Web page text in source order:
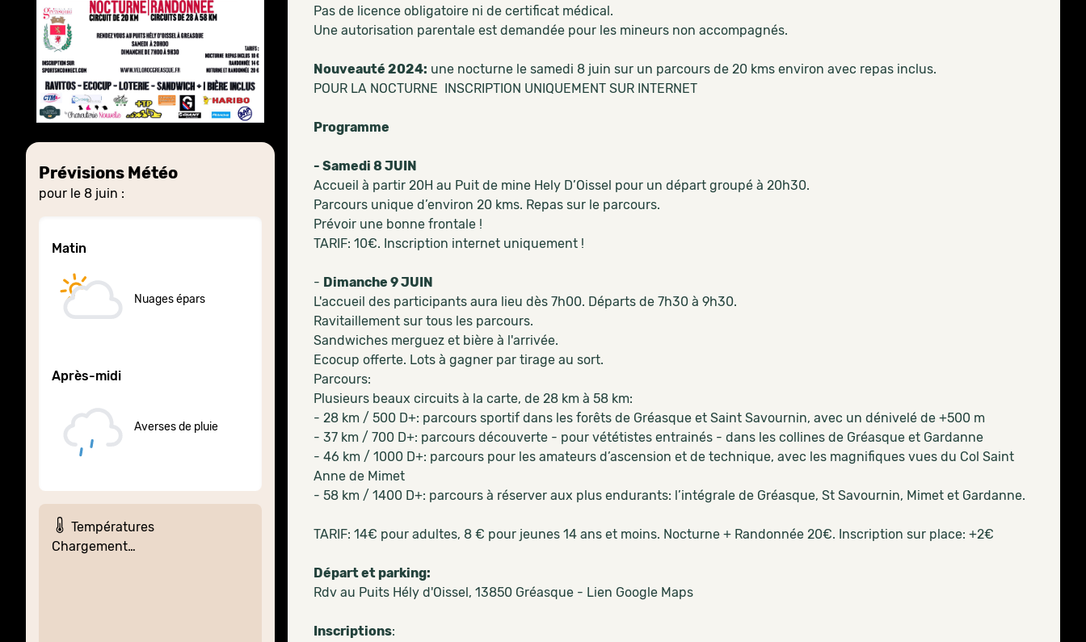
Prévisions Météo
pour le 8 juin :
Matin
Nuages épars
Après-midi
Averses de pluie
Températures
Chargement…
Pas de licence obligatoire ni de certificat médical.
Une autorisation parentale est demandée pour les mineurs non accompagnés.
Nouveauté 2024: une nocturne le samedi 8 juin sur un parcours de 20 kms environ avec repas inclus.
POUR LA NOCTURNE INSCRIPTION UNIQUEMENT SUR INTERNET
Programme
- Samedi 8 JUIN
Accueil à partir 20H au Puit de mine Hely D’Oissel pour un départ groupé à 20h30.
Parcours unique d’environ 20 kms. Repas sur le parcours.
Prévoir une bonne frontale !
TARIF: 10€. Inscription internet uniquement !
- Dimanche 9 JUIN
L'accueil des participants aura lieu dès 7h00. Départs de 7h30 à 9h30.
Ravitaillement sur tous les parcours.
Sandwiches merguez et bière à l'arrivée.
Ecocup offerte. Lots à gagner par tirage au sort.
Parcours:
Plusieurs beaux circuits à la carte, de 28 km à 58 km:
- 28 km / 500 D+: parcours sportif dans les forêts de Gréasque et Saint Savournin, avec un dénivelé de +500 m
- 37 km / 700 D+: parcours découverte - pour vététistes entrainés - dans les collines de Gréasque et Gardanne
- 46 km / 1000 D+: parcours pour les amateurs d’ascension et de technique, avec les magnifiques vues du Col Saint
Anne de Mimet
- 58 km / 1400 D+: parcours à réserver aux plus endurants: l’intégrale de Gréasque, St Savournin, Mimet et Gardanne.
TARIF: 14€ pour adultes, 8 € pour jeunes 14 ans et moins. Nocturne + Randonnée 20€. Inscription sur place: +2€
Départ et parking:
Rdv au Puits Hély d'Oissel, 13850 Gréasque - Lien Google Maps
Inscriptions: